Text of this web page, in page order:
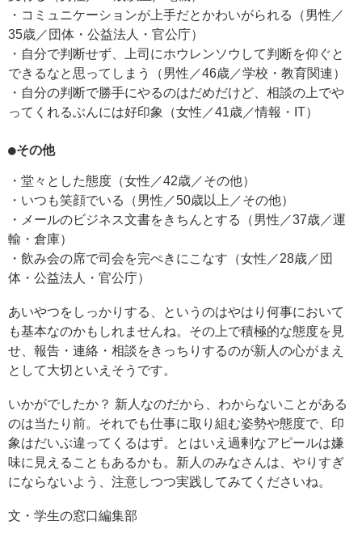
・コミュニケーションが上手だとかわいがられる（男性／
35歳／団体・公益法人・官公庁）
・自分で判断せず、上司にホウレンソウして判断を仰ぐと
できるなと思ってしまう（男性／46歳／学校・教育関連）
・自分の判断で勝手にやるのはだめだけど、相談の上でや
ってくれるぶんには好印象（女性／41歳／情報・IT）
●その他
・堂々とした態度（女性／42歳／その他）
・いつも笑顔でいる（男性／50歳以上／その他）
・メールのビジネス文書をきちんとする（男性／37歳／運
輸・倉庫）
・飲み会の席で司会を完ぺきにこなす（女性／28歳／団
体・公益法人・官公庁）
あいやつをしっかりする、というのはやはり何事において
も基本なのかもしれませんね。その上で積極的な態度を見
せ、報告・連絡・相談をきっちりするのが新人の心がまえ
として大切といえそうです。
いかがでしたか？ 新人なのだから、わからないことがある
のは当たり前。それでも仕事に取り組む姿勢や態度で、印
象はだいぶ違ってくるはず。とはいえ過剰なアピールは嫌
味に見えることもあるかも。新人のみなさんは、やりすぎ
にならないよう、注意しつつ実践してみてくださいね。
文・学生の窓口編集部